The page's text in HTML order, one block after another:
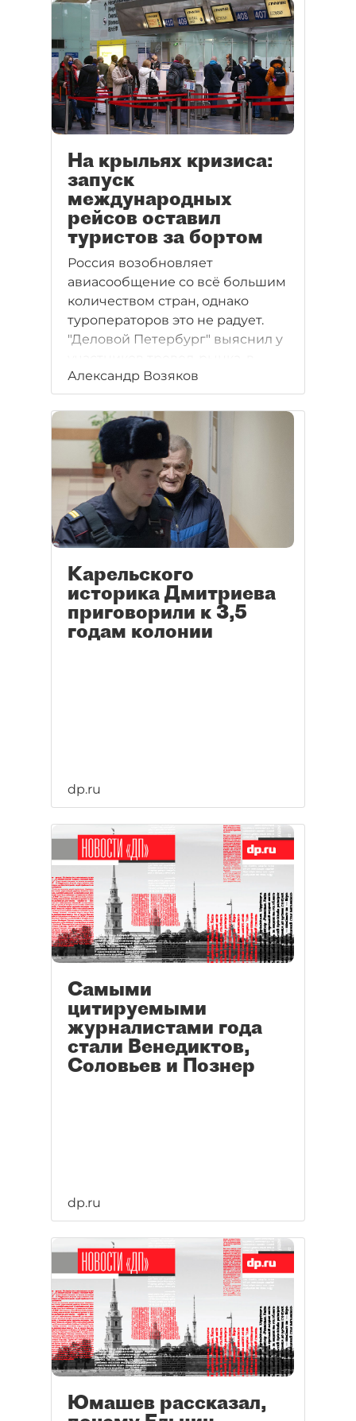
На крыльях кризиса:
запуск
международных
рейсов оставил
туристов за бортом
Россия возобновляет
авиасообщение со всё большим
количеством стран, однако
туроператоров это не радует.
"Деловой Петербург" выяснил у
каком состоянии находится
отрасль на фоне роста числа
международных рейсов.
Александр Возяков
Карельского
историка Дмитриева
приговорили к 3,5
годам колонии
dp.ru
Самыми
цитируемыми
журналистами года
стали Венедиктов,
Соловьев и Познер
dp.ru
Юмашев рассказал,